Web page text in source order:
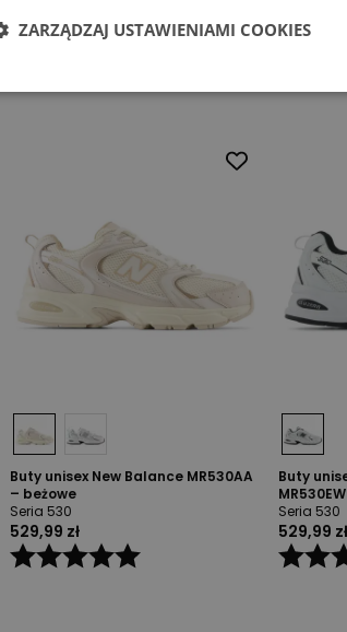
569,99 zł 569,99 zł
Buty unisex New Balance MR530AA
– beżowe
Seria 530
529,99 zł
Buty
Seria 530
529,99 zł
ZARZĄDZAJ USTAWIENIAMI COOKIES